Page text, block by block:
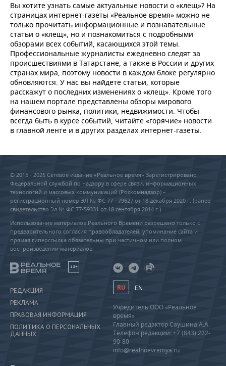
Вы хотите узнать самые актуальные новости о «клещ»? На
страницах интернет-газеты «Реальное время» можно не
только прочитать информационные и познавательные
статьи о «клещ», но и познакомиться с подробными
обзорами всех событий, касающихся этой темы.
Профессиональные журналисты ежедневно следят за
происшествиями в Татарстане, а также в России и других
странах мира, поэтому новости в каждом блоке регулярно
обновляются. У нас вы найдете статьи, которые
расскажут о последних изменениях о «клещ». Кроме того
на нашем портале представлены обзоры мирового
финансового рынка, политики, недвижимости. Чтобы
всегда быть в курсе событий, читайте «горячие» новости
в главной ленте и в других разделах интернет-газеты.
© 2015 - 2026 Сетевое издание «Реальное время» Зарегистрировано
Федеральной службой по надзору в сфере связи, информационных
технологий и массовых коммуникаций (Роскомнадзор) –
регистрационный номер ЭЛ № ФС 77 - 79627 от 18 декабря 2020 г. (ранее
свидетельство Эл № ФС 77-59331 от 18 сентября 2014 г.)
Использование материалов Реального Времени разрешено только с
предварительного согласия правообладателей, упоминание сайта и
прямая гиперссылка обязательны при частичном или полном
воспроизведении материалов.
18+
РЕДАКЦИЯ
РЕКЛАМА
ПРАВОВАЯ ИНФОРМАЦИЯ
ПОЛИТИКА О ПЕРСОНАЛЬНЫХ
ДАННЫХ
RU EN
Учредитель ООО «Реальное
время»
Главный редактор Саушина А.А.
Телефон редакции: +7 (843) 222-
90-80
info@realnoevremya.ru